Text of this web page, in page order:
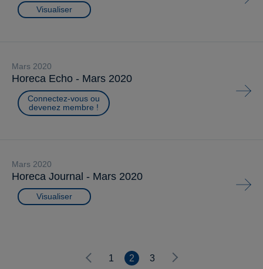
Visualiser
mars 2020
Horeca Echo - Mars 2020
Connectez-vous ou
devenez membre !
mars 2020
Horeca Journal - Mars 2020
Visualiser
1 2 3